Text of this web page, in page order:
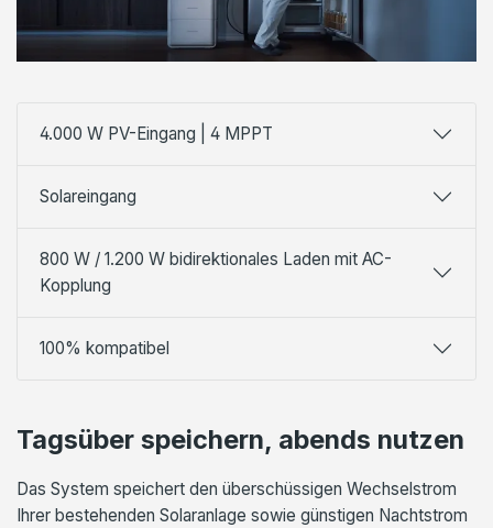
4.000 W PV-Eingang | 4 MPPT
Solareingang
800 W / 1.200 W bidirektionales Laden mit AC-
Kopplung
100% kompatibel
Tagsüber speichern, abends nutzen
Das System speichert den überschüssigen Wechselstrom
Ihrer bestehenden Solaranlage sowie günstigen Nachtstrom